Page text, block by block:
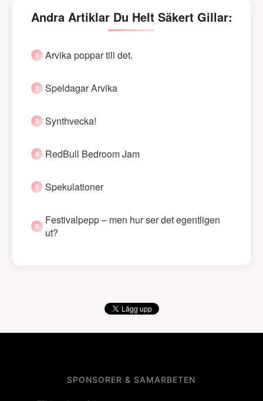
Andra Artiklar Du Helt Säkert Gillar:
Arvika poppar till det.
Speldagar Arvika
Synthvecka!
RedBull Bedroom Jam
Spekulationer
Festivalpepp – men hur ser det egentligen
ut?
SPONSORER & SAMARBETEN